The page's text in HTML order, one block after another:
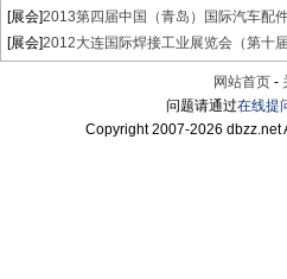
[展会]2013第四届中国（青岛）国际汽车配
[展会]2012大连国际焊接工业展览会（第十届
网站首页 -
问题请通过在线提
Copyright 2007-2026